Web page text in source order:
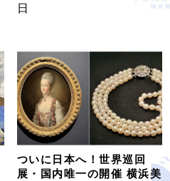
日
ついに日本へ！世界巡回
展・国内唯一の開催 横浜美